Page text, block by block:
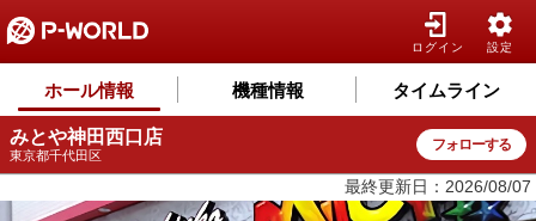
ログイン 設定
ホール情報 機種情報 タイムライン
みとや神田西口店
東京都千代田区
フォローする
最終更新日：2026/08/07